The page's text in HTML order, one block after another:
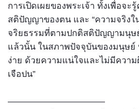
การเปิดเผยของพระเจ้า ทั้งเพื่อจะ
สติปัญญาของตน และ “ความจริงใ
จริยธรรมที่ตามปกติสติปัญญามนุษย์
แล้วนั้น ในสภาพปัจจุบันของมนุษย์
ง่าย ด้วยความแน่ใจและไม่มีความ
เจือปน”
––––––––––––––––––––